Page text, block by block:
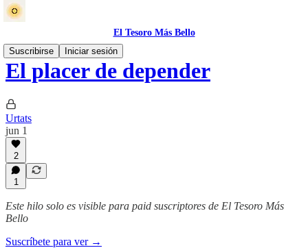
El Tesoro Más Bello
Suscribirse
Iniciar sesión
El placer de depender
Urtats
jun 1
2
1
Este hilo solo es visible para paid suscriptores de El Tesoro Más
Bello
Suscríbete para ver →